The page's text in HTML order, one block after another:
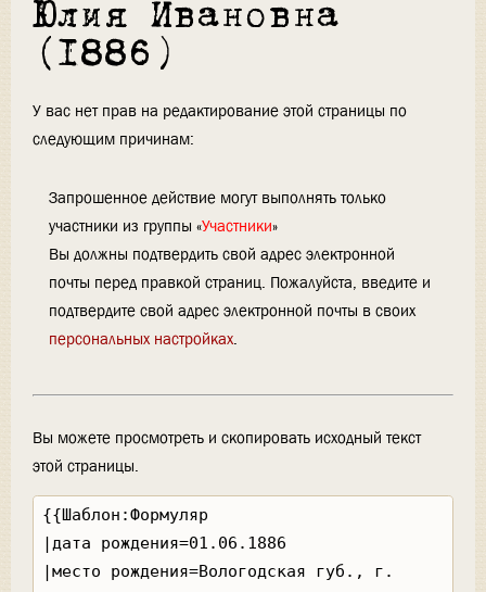
Юлия Ивановна
(1886)
У вас нет прав на редактирование этой страницы по
следующим причинам:
Запрошенное действие могут выполнять только
участники из группы «Участники»
Вы должны подтвердить свой адрес электронной
почты перед правкой страниц. Пожалуйста, введите и
подтвердите свой адрес электронной почты в своих
персональных настройках.
Вы можете просмотреть и скопировать исходный текст
этой страницы.